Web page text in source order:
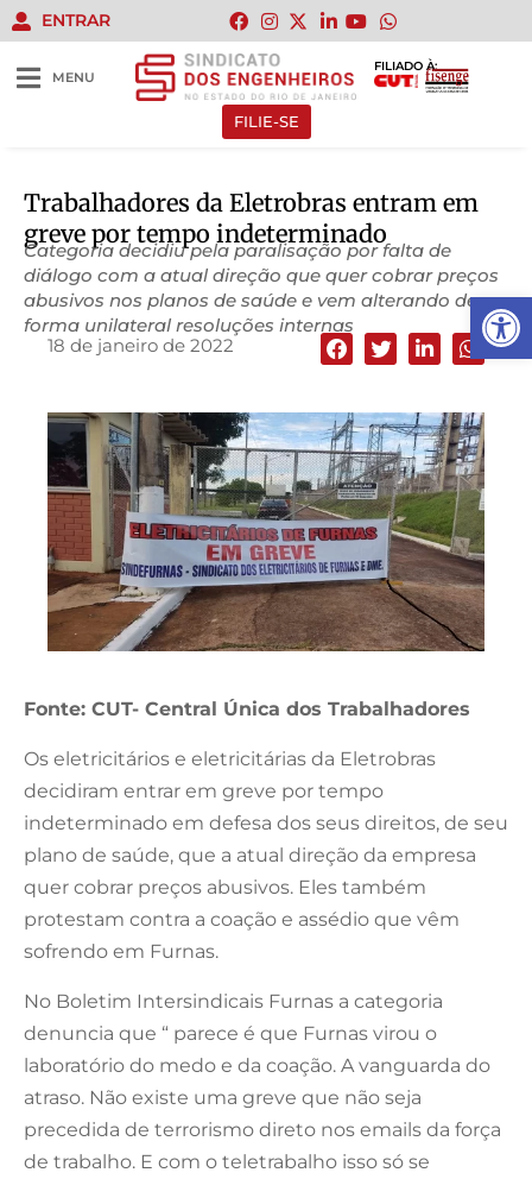
Abrir
ENTRAR
MENU
FILIADO À:
FILIE-SE
Trabalhadores da Eletrobras entram em
greve por tempo indeterminado
Categoria decidiu pela paralisação por falta de
diálogo com a atual direção que quer cobrar preços
abusivos nos planos de saúde e vem alterando de
forma unilateral resoluções internas
18 de janeiro de 2022
Fonte: CUT- Central Única dos Trabalhadores
Os eletricitários e eletricitárias da Eletrobras
decidiram entrar em greve por tempo
indeterminado em defesa dos seus direitos, de seu
plano de saúde, que a atual direção da empresa
quer cobrar preços abusivos. Eles também
protestam contra a coação e assédio que vêm
sofrendo em Furnas.
No Boletim Intersindicais Furnas a categoria
denuncia que “ parece é que Furnas virou o
laboratório do medo e da coação. A vanguarda do
atraso. Não existe uma greve que não seja
precedida de terrorismo direto nos emails da força
de trabalho. E com o teletrabalho isso só se